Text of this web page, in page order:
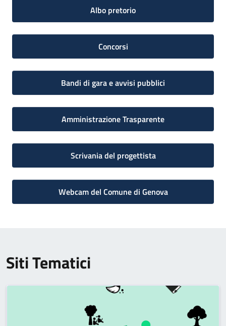
Albo pretorio
Concorsi
Bandi di gara e avvisi pubblici
Amministrazione Trasparente
Scrivania del progettista
Webcam del Comune di Genova
Siti Tematici